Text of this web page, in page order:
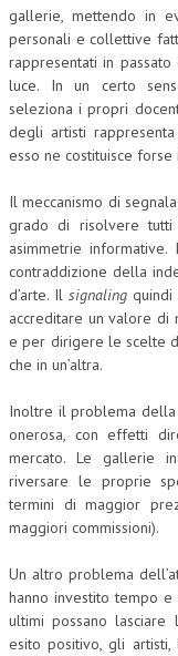
gallerie, mettendo in
personali e collettive
rappresentati in
luce. In un certo
seleziona i propri
degli artisti
esso ne costituisce
Il meccanismo di
grado di risolvere
asimmetrie
contraddizione della
d’arte. Il signaling quindi
accreditare un valore di
e per dirigere le scelte
che in un’altra.
Inoltre il problema della
onerosa, con effetti
mercato. Le gallerie
riversare le proprie
termini di maggior
maggiori commissioni).
Un altro problema
hanno investito tempo
ultimi possano
esito positivo, gli artisti,